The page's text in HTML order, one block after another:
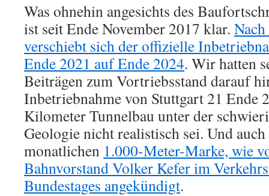
Was ohnehin angesichts des
ist seit Ende November 2017 klar.
verschiebt sich der offizielle
Ende 2021 auf Ende 2024. Wir hatten
Beiträgen zum Vortriebsstand darauf
Inbetriebnahme von Stuttgart 21 Ende
Kilometer Tunnelbau unter der
Geologie nicht realistisch sei. Und
monatlichen 1.000-Meter-Marke, wie
Bahnvorstand Volker Kefer im
Bundestages angekündigt.